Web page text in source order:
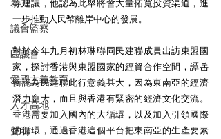
議會監察
區議會
愛國主義教育
人才高地
聲明
等建議，他認為此舉將會大量拓寬投資渠道，進
一步推動人民幣離岸中心的發展。
對於今年九月初林琳聯同民建聯成員出訪東盟國
家，探討香港與東盟國家的經貿合作空間，譚岳
衡認為民建聯此行意義甚大，因為東南亞的經濟
潛力龐大，而且與香港有緊密的經濟文化交流。
香港需要加入國內的大循環，以及加入引領國際
的循環，通過香港這個平台把東南亞的生產要素